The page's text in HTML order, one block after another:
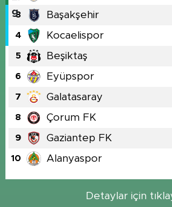
3 Başakşehir
4 Kocaelispor
5 Beşiktaş
6 Eyüpspor
7 Galatasaray
8 Çorum FK
9 Gaziantep FK
10 Alanyaspor
Detaylar için